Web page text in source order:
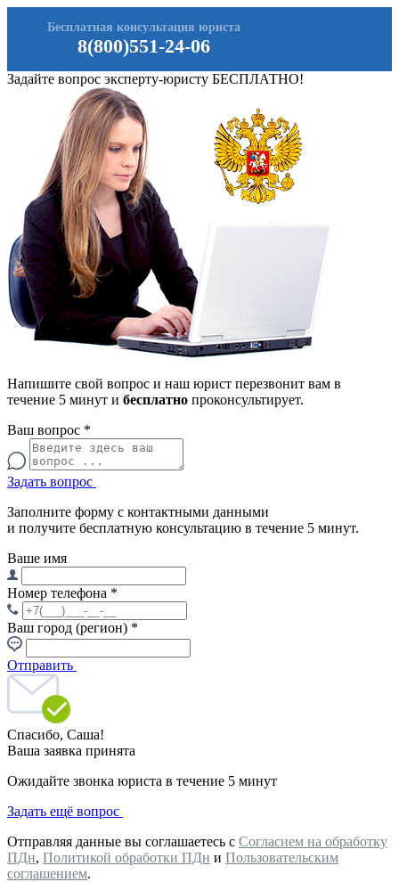
8(800)551-24-06
Бесплатная консультация юриста
Задайте вопрос эксперту-юристу БЕСПЛАТНО!
Напишите свой вопрос и наш юрист перезвонит вам в
течение 5 минут и бесплатно проконсультирует.
Ваш вопрос *
Задать вопрос
Заполните форму с контактными данными
и получите бесплатную консультацию в течение 5 минут.
Ваше имя
Номер телефона *
Ваш город (регион) *
Отправить
Спасибо, Саша!
Ваша заявка принята
Ожидайте звонка юриста в течение 5 минут
Задать ещё вопрос
Отправляя данные вы соглашаетесь с Согласием на обработку
ПДн, Политикой обработки ПДн и Пользовательским
соглашением.